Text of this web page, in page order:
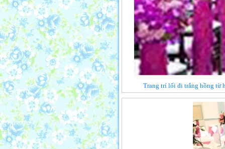
Trang trí lối đi trắng hồng từ